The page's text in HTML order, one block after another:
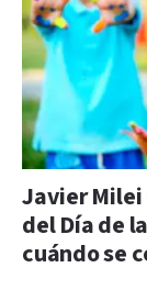
Javier
del Día de
cuándo se